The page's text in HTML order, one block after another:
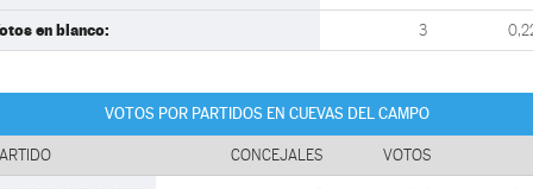
en blanco: 3
VOTOS POR PARTIDOS EN CUEVAS DEL CAMPO
CONCEJALES VOTOS